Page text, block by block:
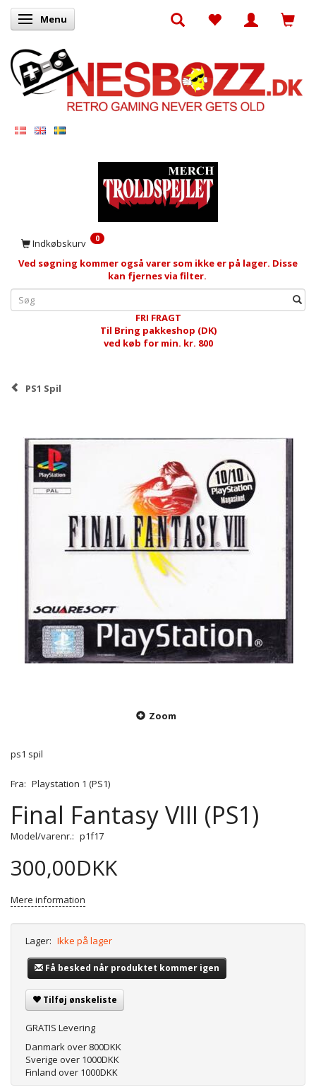
Skifte navigation
Menu
Indkøbskurv 0
Ved søgning kommer også varer som ikke er på lager. Disse
kan fjernes via filter.
FRI FRAGT
Til Bring pakkeshop (DK)
ved køb for min. kr. 800
PS1 Spil
Zoom
ps1 spil
Fra: Playstation 1 (PS1)
Final Fantasy VIII (PS1)
Model/varenr.: p1f17
300,00DKK
Mere information
Lager: Ikke på lager
Få besked når produktet kommer igen
Tilføj ønskeliste
GRATIS Levering
Danmark over 800DKK
Sverige over 1000DKK
Finland over 1000DKK